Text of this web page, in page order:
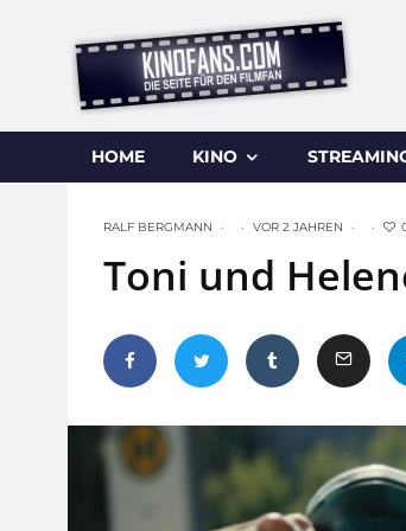
HOME KINO
RALF BERGMANN · · VOR 2 JAHREN · ·
Toni und